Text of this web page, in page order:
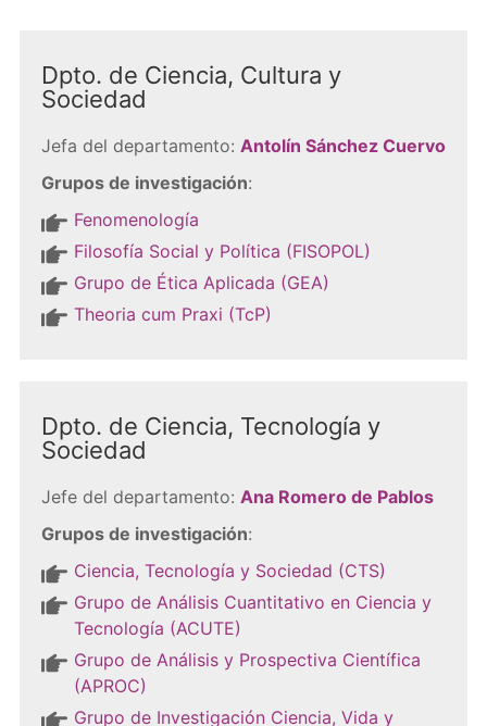
Dpto. de Ciencia, Cultura y
Sociedad
Jefa del departamento: Antolín Sánchez Cuervo
Grupos de investigación:
Fenomenología
Filosofía Social y Política (FISOPOL)
Grupo de Ética Aplicada (GEA)
Theoria cum Praxi (TcP)
Dpto. de Ciencia, Tecnología y
Sociedad
Jefe del departamento: Ana Romero de Pablos
Grupos de investigación:
Ciencia, Tecnología y Sociedad (CTS)
Grupo de Análisis Cuantitativo en Ciencia y
Tecnología (ACUTE)
Grupo de Análisis y Prospectiva Científica
(APROC)
Grupo de Investigación Ciencia, Vida y